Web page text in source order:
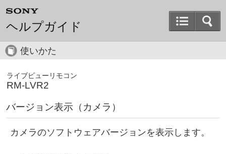
ヘルプガイド
使いかた
ライブビューリモコン
RM-LVR2
バージョン表示（カメラ）
カメラのソフトウェアバージョンを表示します。